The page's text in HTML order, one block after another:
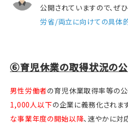
公開されていますので、ぜ
労省/両立に向けての具体
⑥育児休業の取得状況の
男性労働者の育児休業取得率等の
1,000人以下の企業に義務化されま
な事業年度の開始以降、速やかに対